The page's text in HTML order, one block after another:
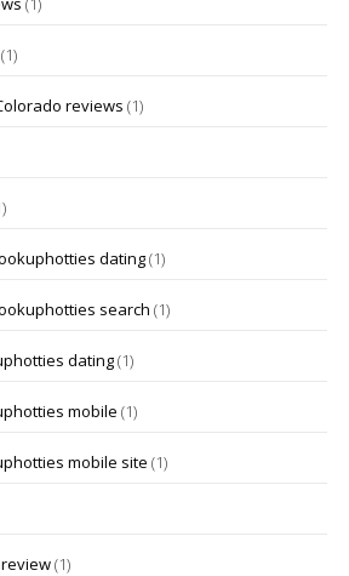
reviews (1)
dating(1)
search (1)
dating(1)
mobile (1)
mobile site (1)
(1)